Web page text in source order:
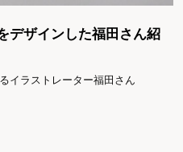
デザインした福田さん紹
イラストレーター福田さん